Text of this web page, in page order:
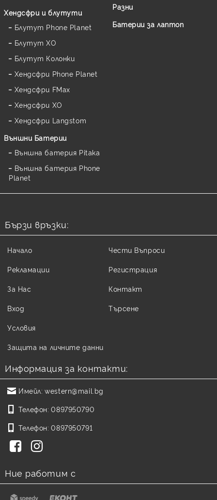
Хендсфри и блутути
Блутут Phone Planet
Блутут XO
Блутут Колонки
Хендсфри Phone Planet
Хендсфри FMax
Хендсфри XO
Хендсфри Langstom
Външни Батерии
Външна батерия Pitaka
Външна батерия Phone
Planet
Разни
Батерии за лаптоп
Бързи връзки:
Начало
Рекламации
За Нас
Вход
Чести Въпроси
Регистрация
Контакт
Търсене
Условия
Защита на личните данни
Информация за контакти:
Имейл: western@mail.bg
Телефон: 0897950790
Телефон: 0897950791
Ние работим с